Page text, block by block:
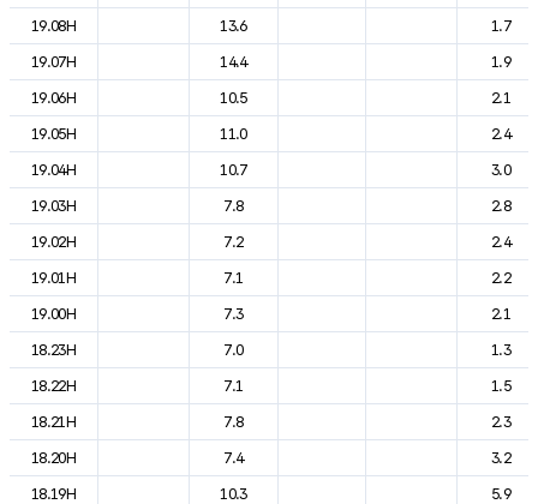
19.08H
13.6
1.7
19.07H
14.4
1.9
19.06H
10.5
2.1
19.05H
11.0
2.4
19.04H
10.7
3.0
19.03H
7.8
2.8
19.02H
7.2
2.4
19.01H
7.1
2.2
19.00H
7.3
2.1
18.23H
7.0
1.3
18.22H
7.1
1.5
18.21H
7.8
2.3
18.20H
7.4
3.2
18.19H
10.3
5.9